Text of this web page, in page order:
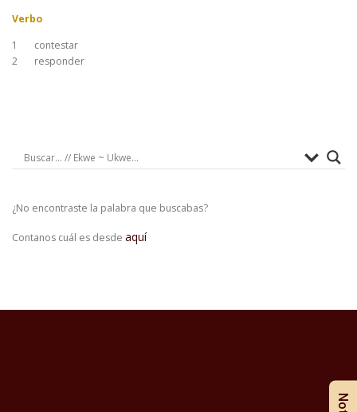
Verbo
1
contestar
2
responder
¿No encontraste la palabra que buscabas?
Contanos cuál es desde aquí